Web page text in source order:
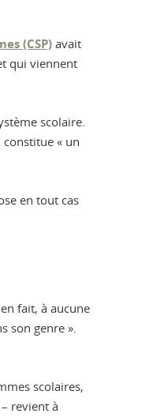
(CSP) avait
qui viennent
scolaire.
« un
en tout cas
fait, à aucune
son genre ».
scolaires,
revient à